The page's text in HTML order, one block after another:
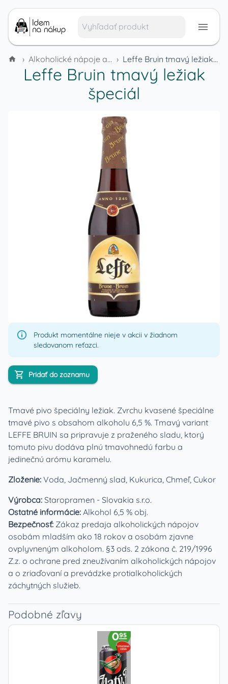
› Alkoholické nápoje a tabak › Leffe Bruin tmavý ležiak špeciál
Leffe Bruin tmavý ležiak
špeciál
Produkt momentálne nieje v akcii v žiadnom
sledovanom reťazci.
Pridať do zoznamu
Tmavé pivo špeciálny ležiak. Zvrchu kvasené špeciálne
tmavé pivo s obsahom alkoholu 6,5 %. Tmavý variant
LEFFE BRUIN sa pripravuje z praženého sladu, ktorý
tomuto pivu dodáva plnú tmavohnedú farbu a
jedinečnú arómu karamelu.
Zloženie: Voda, Jačmenný slad, Kukurica, Chmeľ, Cukor
Výrobca: Staropramen - Slovakia s.r.o.
Ostatné informácie: Alkohol 6,5 % obj.
Bezpečnosť: Zákaz predaja alkoholických nápojov
osobám mladším ako 18 rokov a osobám zjavne
ovplyvneným alkoholom. §3 ods. 2 zákona č. 219/1996
Z.z. o ochrane pred zneužívaním alkoholických nápojov
a o zriaďovaní a prevádzke protialkoholických
záchytných služieb.
Podobné zľavy